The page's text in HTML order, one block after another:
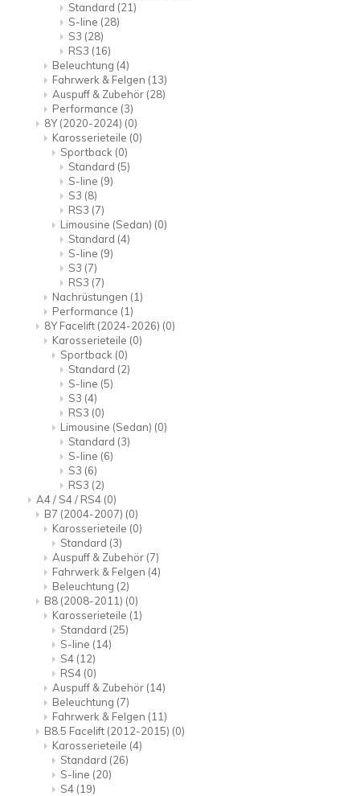
Standard (21)
S-line (28)
S3 (28)
RS3 (16)
Beleuchtung (4)
Fahrwerk & Felgen (13)
Auspuff & Zubehör (28)
Performance (3)
8Y (2020-2024) (0)
Karosserieteile (0)
Sportback (0)
Standard (5)
S-line (9)
S3 (8)
RS3 (7)
Limousine (Sedan) (0)
Standard (4)
S-line (9)
S3 (7)
RS3 (7)
Nachrüstungen (1)
Performance (1)
8Y Facelift (2024-2026) (0)
Karosserieteile (0)
Sportback (0)
Standard (2)
S-line (5)
S3 (4)
RS3 (0)
Limousine (Sedan) (0)
Standard (3)
S-line (6)
S3 (6)
RS3 (2)
A4 / S4 / RS4 (0)
B7 (2004-2007) (0)
Karosserieteile (0)
Standard (3)
Auspuff & Zubehör (7)
Fahrwerk & Felgen (4)
Beleuchtung (2)
B8 (2008-2011) (0)
Karosserieteile (1)
Standard (25)
S-line (14)
S4 (12)
RS4 (0)
Auspuff & Zubehör (14)
Beleuchtung (7)
Fahrwerk & Felgen (11)
B8.5 Facelift (2012-2015) (0)
Karosserieteile (4)
Standard (26)
S-line (20)
S4 (19)